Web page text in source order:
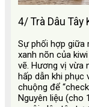
4/ Trà Dâu Tây
Sự phối hợp giữa
xanh nõn của
vẽ. Hương vị vừa
hấp dẫn khi phục
chuộng để
Nguyên liệu (cho